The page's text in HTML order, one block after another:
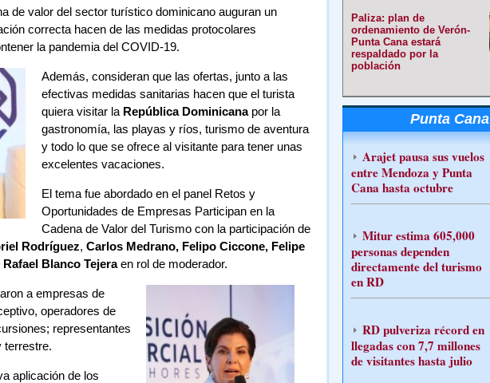
de valor del sector turístico dominicano auguran un
correcta hacen de las medidas protocolares
la pandemia del COVID-19.
Además, consideran que las ofertas, junto a las
efectivas medidas sanitarias hacen que el turista
quiera visitar la República Dominicanapor la
gastronomía, las playas y ríos, turismo de aventura
y todo lo que se ofrece al visitante para tener unas
excelentes vacaciones.
El tema fue abordado en el panel Retos y
Oportunidades de Empresas Participan en la
Cadena de Valor del Turismo con la participación de
Rodríguez, Carlos Medrano, Felipo Ciccone, Felipe
Rafael Blanco Tejeraen rol de moderador.
a empresas de
operadores de
representantes
terrestre.
aplicación de los
Paliza: plan de
ordenamiento de Verón-
Punta Cana estará
respaldado por la
población
Punta Cana
Arajet pausa sus vuelos
entre Mendoza y Punta
Cana hasta octubre
Mitur estima 605,000
personas dependen
directamente del turismo
en RD
RD pulveriza récord en
llegadas con 7,7 millones
de visitantes hasta julio